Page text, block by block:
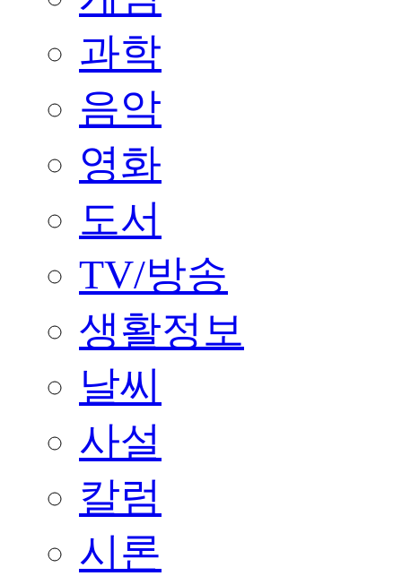
과학
음악
영화
도서
TV/방송
생활정보
날씨
사설
칼럼
시론